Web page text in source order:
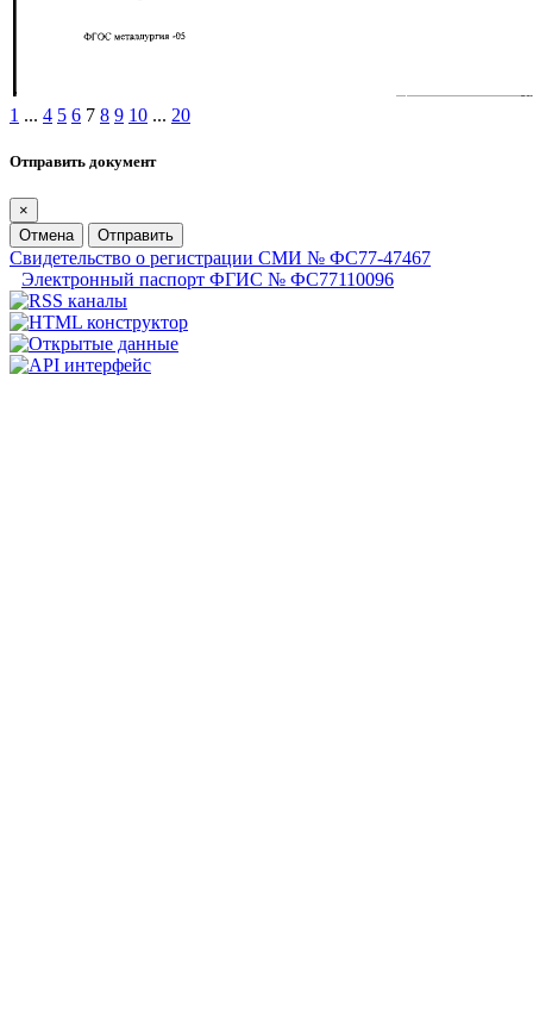
1 ... 4 5 6 7 8 9 10 ... 20
Отправить документ
×
Отмена
Отправить
Свидетельство о регистрации СМИ № ФС77-47467
Электронный паспорт ФГИС № ФС77110096